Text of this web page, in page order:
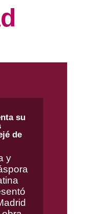
su
de
y